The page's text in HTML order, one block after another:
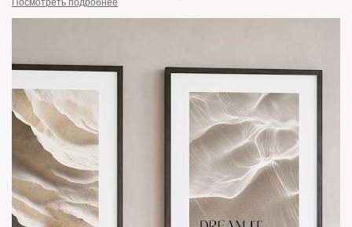
Посмотреть подробнее